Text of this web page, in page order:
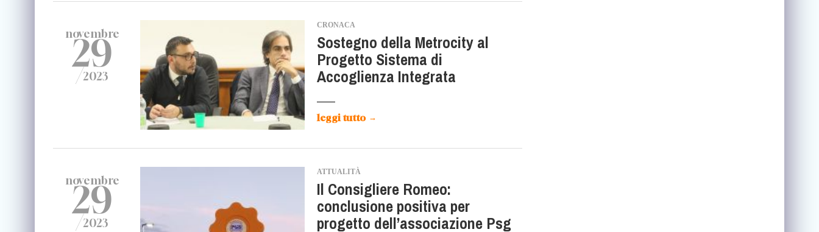
novembre
29
/2023
CRONACA
Sostegno della Metrocity al
Progetto Sistema di
Accoglienza Integrata
leggi tutto →
novembre
29
/2023
ATTUALITÀ
Il Consigliere Romeo:
conclusione positiva per
progetto dell’associazione Psg